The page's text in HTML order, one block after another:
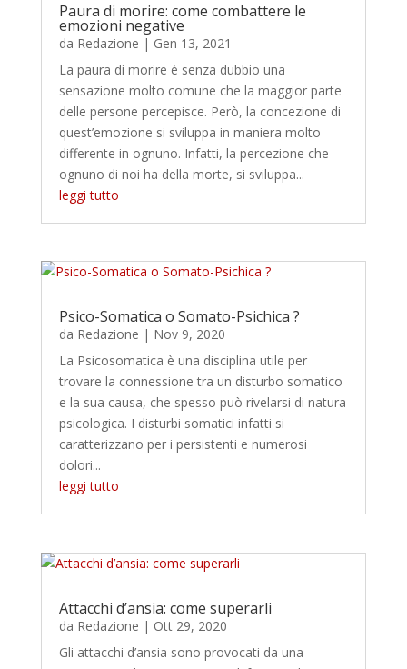
Paura di morire: come combattere le
emozioni negative
da Redazione | Gen 13, 2021
La paura di morire è senza dubbio una
sensazione molto comune che la maggior parte
delle persone percepisce. Però, la concezione di
quest’emozione si sviluppa in maniera molto
differente in ognuno. Infatti, la percezione che
ognuno di noi ha della morte, si sviluppa...
leggi tutto
Psico-Somatica o Somato-Psichica ?
da Redazione | Nov 9, 2020
La Psicosomatica è una disciplina utile per
trovare la connessione tra un disturbo somatico
e la sua causa, che spesso può rivelarsi di natura
psicologica. I disturbi somatici infatti si
caratterizzano per i persistenti e numerosi
dolori...
leggi tutto
Attacchi d’ansia: come superarli
da Redazione | Ott 29, 2020
Gli attacchi d’ansia sono provocati da una